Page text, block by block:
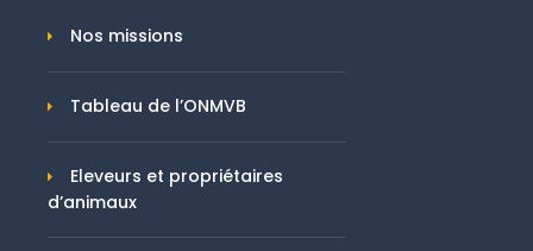
Nos missions
Tableau de l’ONMVB
Eleveurs et propriétaires
d’animaux